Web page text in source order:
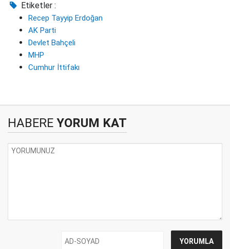
Etiketler :
Recep Tayyip Erdoğan
AK Parti
Devlet Bahçeli
MHP
Cumhur İttifakı
HABERE YORUM KAT